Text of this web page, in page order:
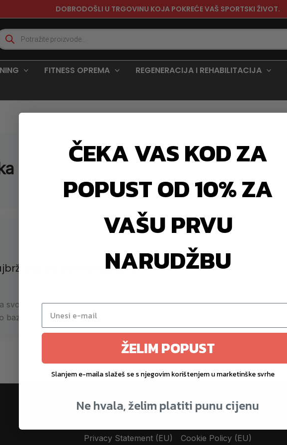
DOBRODOŠLI U TRGOVINU KOJA POKREĆE VAŠ SPORTSKI ŽIVOT.
FITNESS OPREMA REGENERACIJA I REHABILITACIJA
put do savršenog ljeta!
svoje dvorište ovog ljeta? Pretvorite svoje dvorište u privatnu
bazene. […]
Privacy Statement (EU)
Cookie Policy (EU)
ČEKA VAS KOD ZA
POPUST OD 10% ZA
VAŠU PRVU
NARUDŽBU
ŽELIM POPUST
Slanjem e-maila slažeš se s njegovim korištenjem u marketinške svrhe
Ne hvala, želim platiti punu cijenu